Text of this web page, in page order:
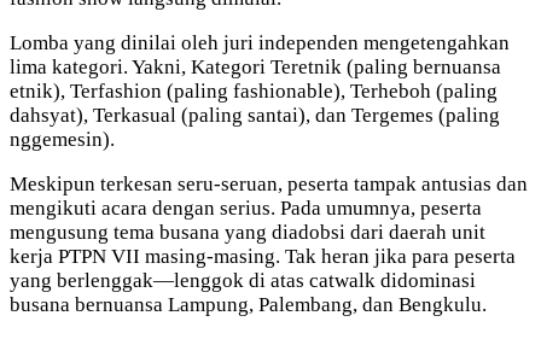
Lomba yang dinilai oleh juri independen mengetengahkan
lima kategori. Yakni, Kategori Teretnik (paling bernuansa
etnik), Terfashion (paling fashionable), Terheboh (paling
dahsyat), Terkasual (paling santai), dan Tergemes (paling
nggemesin).
Meskipun terkesan seru-seruan, peserta tampak antusias dan
mengikuti acara dengan serius. Pada umumnya, peserta
mengusung tema busana yang diadobsi dari daerah unit
kerja PTPN VII masing-masing. Tak heran jika para peserta
yang berlenggak—lenggok di atas catwalk didominasi
busana bernuansa Lampung, Palembang, dan Bengkulu.